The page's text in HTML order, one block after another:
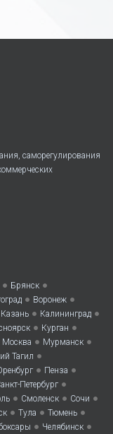
саморегулирования
• Брянск •
• Воронеж •
Казань • Калининград •
• Курган •
Москва • Мурманск •
Тагил •
• Пенза •
Петербург •
• Смоленск • Сочи •
• Тула • Тюмень •
• Челябинск •